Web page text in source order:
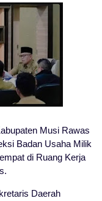
Musi Rawas
Badan Usaha Milik
di Ruang Kerja
Daerah